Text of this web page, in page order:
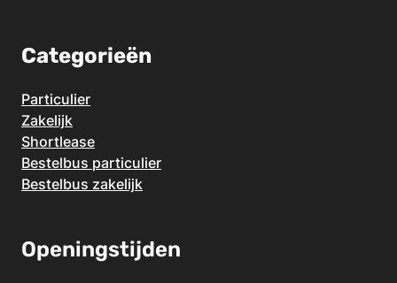
Categorieën
Particulier
Zakelijk
Shortlease
Bestelbus particulier
Bestelbus zakelijk
Openingstijden